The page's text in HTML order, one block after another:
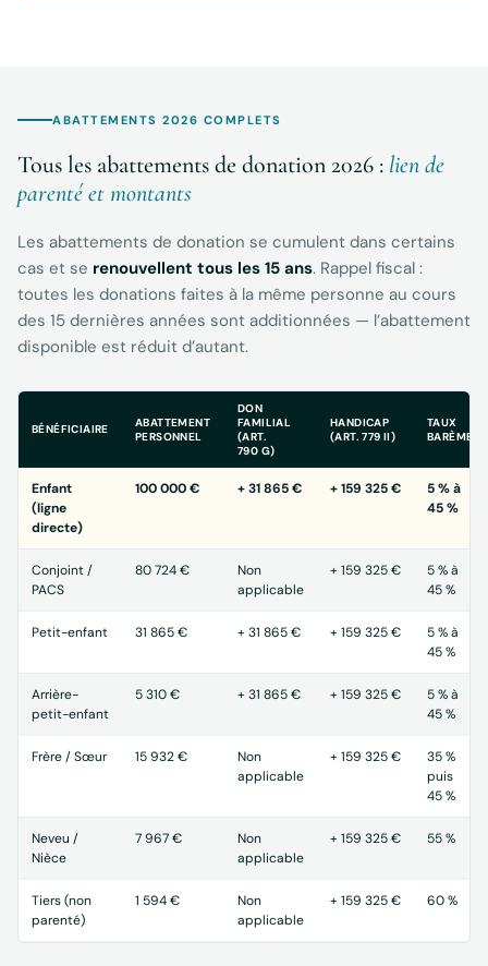
ABATTEMENTS 2026 COMPLETS
Tous les abattements de donation 2026 : lien de
parenté et montants
Les abattements de donation se cumulent dans certains
cas et se renouvellent tous les 15 ans. Rappel fiscal :
toutes les donations faites à la même personne au cours
des 15 dernières années sont additionnées — l’abattement
disponible est réduit d’autant.
BÉNÉFICIAIRE
ABATTEMENT
PERSONNEL
DON
FAMILIAL
(ART.
790 G)
HANDICAP
(ART. 779 II)
TAUX
BARÈME
Enfant
(ligne
directe)
100 000 € + 31 865 € + 159 325 €
5 % à
45 %
Conjoint /
PACS
80 724 €
Non
applicable
+ 159 325 €
5 % à
45 %
Petit-enfant 31 865 € + 31 865 € + 159 325 €
5 % à
45 %
Arrière-
petit-enfant
5 310 € + 31 865 € + 159 325 €
5 % à
45 %
Frère / Sœur 15 932 €
Non
applicable
+ 159 325 €
35 %
puis
45 %
Neveu /
Nièce
7 967 €
Non
applicable
+ 159 325 € 55 %
Tiers (non
parenté)
1 594 €
Non
applicable
+ 159 325 € 60 %